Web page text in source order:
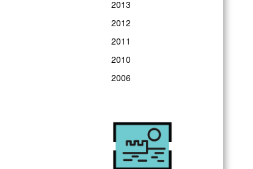
2013
2012
2011
2010
2006